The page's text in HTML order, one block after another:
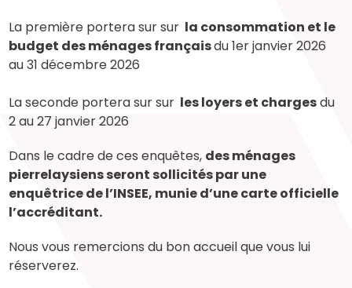
La première portera sur sur la consommation et le
budget des ménages françaisdu 1er janvier 2026
au 31 décembre 2026
La seconde portera sur sur les loyers et chargesdu
2 au 27 janvier 2026
Dans le cadre de ces enquêtes, des ménages
pierrelaysiens seront sollicités par une
enquêtrice de l’INSEE, munie d’une carte officielle
l’accréditant.
Nous vous remercions du bon accueil que vous lui
réserverez.